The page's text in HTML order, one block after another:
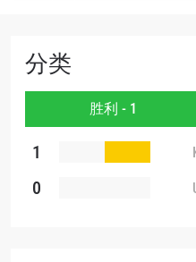
分类
胜利 - 1
1
0
查看集锦
名字
的隐私政策，我们将收